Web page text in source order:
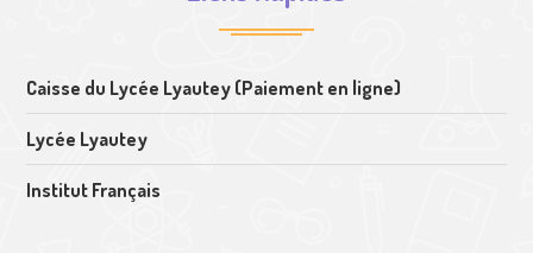
Caisse du Lycée Lyautey (Paiement en ligne)
Lycée Lyautey
Institut Français